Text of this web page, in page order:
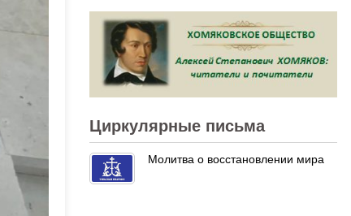
Циркулярные письма
Молитва о восстановлении мира